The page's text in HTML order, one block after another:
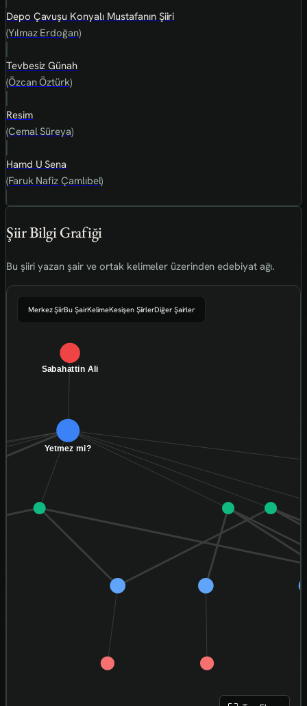
Depo Çavuşu Konyalı Mustafanın Şiiri
(Yılmaz Erdoğan)
Tevbesiz Günah
(Özcan Öztürk)
Resim
(Cemal Süreya)
Hamd U Sena
(Faruk Nafiz Çamlıbel)
Şiir Bilgi Grafiği
Bu şiiri yazan şair ve ortak kelimeler üzerinden edebiyat ağı.
Merkez ŞiirBu ŞairKelimeKesişen ŞiirlerDiğer Şairler